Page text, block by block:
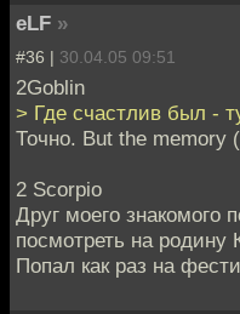
eLF »
#36 | 30.04.05 09:51
2Goblin
> Где счастлив был -
Точно. But the memory
2 Scorpio
Друг моего знакомого
посмотреть на родину
Попал как раз на